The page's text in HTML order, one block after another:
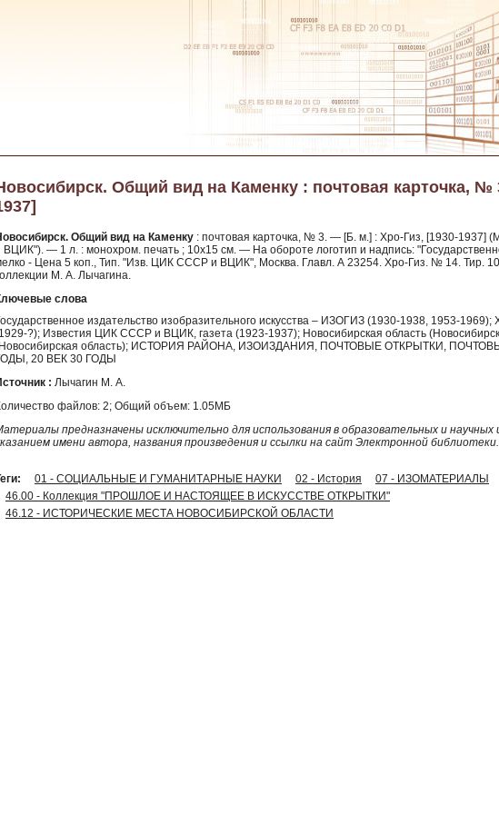
Общий вид на Каменку : почтовая карточка, №
Общий вид на Каменку : почтовая карточка, № 3. — [Б. м.] : Хро-Гиз, [1930-1937]
ВЦИК"). — 1 л. : монохром. печать ; 10х15 см. — На обороте логотип и надпись:
- Цена 5 коп., Тип. "Изв. ЦИК СССР и ВЦИК", Москва. Главл. А 23254. Хро-Гиз. № 14. Тир.
М. А. Лычагина.
слова
издательство изобразительного искусства – ИЗОГИЗ (1930-1938, 1953-1969);
?); Известия ЦИК СССР и ВЦИК, газета (1923-1937); Новосибирская область
область); ИСТОРИЯ РАЙОНА, ИЗОИЗДАНИЯ, ПОЧТОВЫЕ ОТКРЫТКИ,
20 ВЕК 30 ГОДЫ
: Лычагин М. А.
файлов: 2; Общий объем: 1.05МБ
предназначены исключительно для использования в образовательных и научных
имени автора, названия произведения и ссылки на сайт Электронной библиотеки.
01 - СОЦИАЛЬНЫЕ И ГУМАНИТАРНЫЕ НАУКИ 02 - История 07 - ИЗОМАТЕРИАЛЫ
46.00 - Коллекция "ПРОШЛОЕ И НАСТОЯЩЕЕ В ИСКУССТВЕ ОТКРЫТКИ"
46.12 - ИСТОРИЧЕСКИЕ МЕСТА НОВОСИБИРСКОЙ ОБЛАСТИ